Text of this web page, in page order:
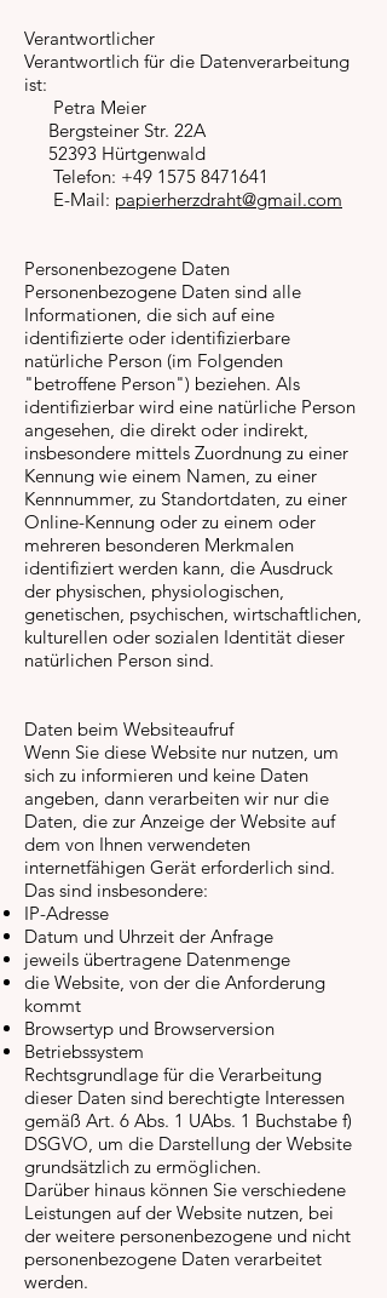
Verantwortlicher
Verantwortlich für die Datenverarbeitung
ist:
Petra Meier
Bergsteiner Str. 22A
52393 Hürtgenwald
Telefon: +49 1575 8471641
E-Mail: papierherzdraht@gmail.com
Personenbezogene Daten
Personenbezogene Daten sind alle
Informationen, die sich auf eine
identifizierte oder identifizierbare
natürliche Person (im Folgenden
"betroffene Person") beziehen. Als
identifizierbar wird eine natürliche Person
angesehen, die direkt oder indirekt,
insbesondere mittels Zuordnung zu einer
Kennung wie einem Namen, zu einer
Kennnummer, zu Standortdaten, zu einer
Online-Kennung oder zu einem oder
mehreren besonderen Merkmalen
identifiziert werden kann, die Ausdruck
der physischen, physiologischen,
genetischen, psychischen, wirtschaftlichen,
kulturellen oder sozialen Identität dieser
natürlichen Person sind.
Daten beim Websiteaufruf
Wenn Sie diese Website nur nutzen, um
sich zu informieren und keine Daten
angeben, dann verarbeiten wir nur die
Daten, die zur Anzeige der Website auf
dem von Ihnen verwendeten
internetfähigen Gerät erforderlich sind.
Das sind insbesondere:
IP-Adresse
Datum und Uhrzeit der Anfrage
jeweils übertragene Datenmenge
die Website, von der die Anforderung
kommt
Browsertyp und Browserversion
Betriebssystem
Rechtsgrundlage für die Verarbeitung
dieser Daten sind berechtigte Interessen
gemäß Art. 6 Abs. 1 UAbs. 1 Buchstabe f)
DSGVO, um die Darstellung der Website
grundsätzlich zu ermöglichen.
Darüber hinaus können Sie verschiedene
Leistungen auf der Website nutzen, bei
der weitere personenbezogene und nicht
personenbezogene Daten verarbeitet
werden.